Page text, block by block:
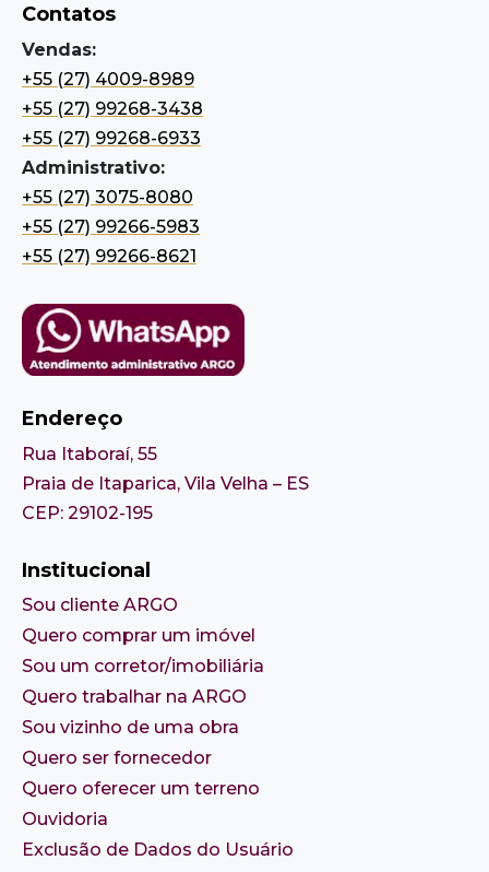
Contatos
Vendas:
+55 (27) 4009-8989
+55 (27) 99268-3438
+55 (27) 99268-6933
Administrativo:
+55 (27) 3075-8080
+55 (27) 99266-5983
+55 (27) 99266-8621
Endereço
Rua Itaboraí, 55
Praia de Itaparica, Vila Velha – ES
CEP: 29102-195
Institucional
Sou cliente ARGO
Quero comprar um imóvel
Sou um corretor/imobiliária
Quero trabalhar na ARGO
Sou vizinho de uma obra
Quero ser fornecedor
Quero oferecer um terreno
Ouvidoria
Exclusão de Dados do Usuário